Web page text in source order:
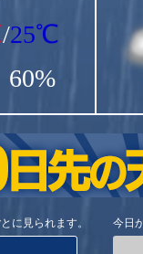
/25℃
60%
に見られます。 今日